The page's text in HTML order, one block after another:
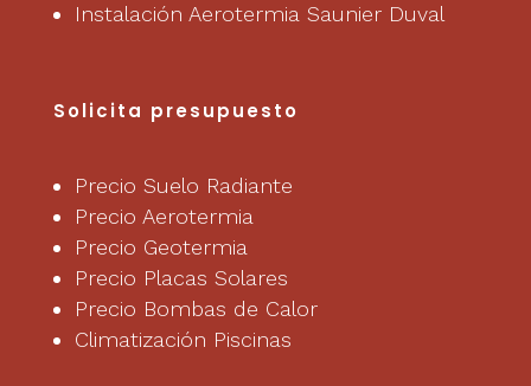
Instalación Aerotermia Saunier Duval
Solicita presupuesto
Precio Suelo Radiante
Precio Aerotermia
Precio Geotermia
Precio Placas Solares
Precio Bombas de Calor
Climatización Piscinas